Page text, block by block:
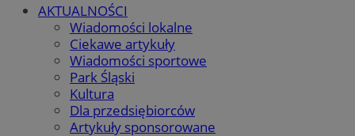
AKTUALNOŚCI
Wiadomości lokalne
Ciekawe artykuły
Wiadomości sportowe
Park Śląski
Kultura
Dla przedsiębiorców
Artykuły sponsorowane